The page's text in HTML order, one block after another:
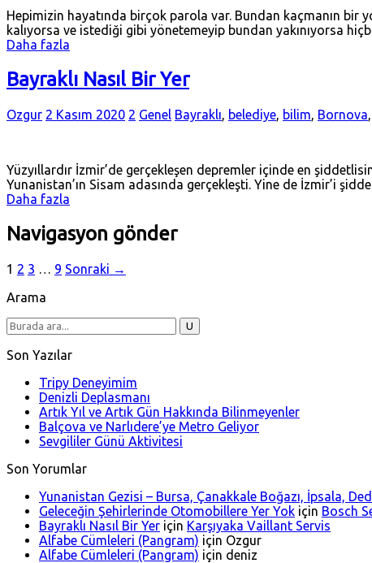
Hepimizin hayatında birçok parola var. Bundan kaçmanın bir
kalıyorsa ve istediği gibi yönetemeyip bundan yakınıyorsa
Daha fazla
Bayraklı Nasıl Bir Yer
Ozgur 2 Kasım 2020 2 Genel Bayraklı, belediye, bilim, Bornova,
Yüzyıllardır İzmir’de gerçekleşen depremler içinde en
Yunanistan’ın Sisam adasında gerçekleşti. Yine de İzmir’i
Daha fazla
Navigasyon gönder
1 2 3 … 9 Sonraki →
Arama
Son Yazılar
Tripy Deneyimim
Denizli Deplasmanı
Artık Yıl ve Artık Gün Hakkında Bilinmeyenler
Balçova ve Narlıdere’ye Metro Geliyor
Sevgililer Günü Aktivitesi
Son Yorumlar
Yunanistan Gezisi – Bursa, Çanakkale Boğazı, İpsala,
Geleceğin Şehirlerinde Otomobillere Yer Yok için Bosch
Bayraklı Nasıl Bir Yer için Karşıyaka Vaillant Servis
Alfabe Cümleleri (Pangram) için Ozgur
Alfabe Cümleleri (Pangram) için deniz